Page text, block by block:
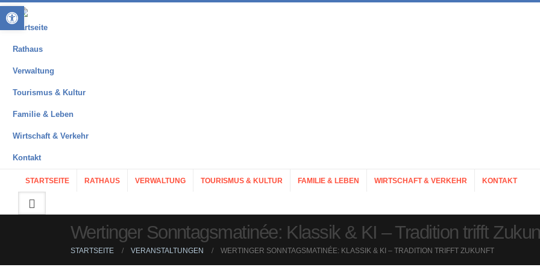
Startseite
Rathaus
Verwaltung
Tourismus & Kultur
Familie & Leben
Wirtschaft & Verkehr
Kontakt
STARTSEITE RATHAUS VERWALTUNG TOURISMUS & KULTUR FAMILIE & LEBEN WIRTSCHAFT & VERKEHR KONTAKT
Wertinger Sonntagsmatinée: Klassik & KI – Tradition trifft
STARTSEITE VERANSTALTUNGEN WERTINGER SONNTAGSMATINÉE: KLASSIK & KI – TRADITION TRIFFT ZUKUNFT
Open toolbar